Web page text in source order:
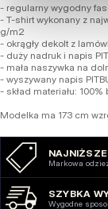
- regularny wygodny
- T-shirt wykonany z
g/m2
- okrągły dekolt z
- duży nadruk i napis
- mała naszywka na
- wyszywany napis
- skład materiału: 100%
Modelka ma 173 cm
Markowa
SZYBKA
Wygodne